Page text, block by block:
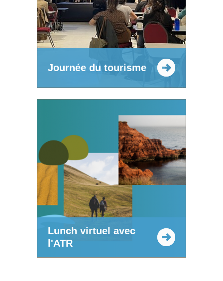
Journée du tourisme
Lunch virtuel avec
l'ATR